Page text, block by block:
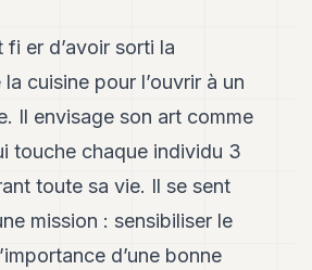
fi er d’avoir sorti la
cuisine pour l’ouvrir à un
Il envisage son art comme
touche chaque individu 3
toute sa vie. Il se sent
mission : sensibiliser le
d’une bonne